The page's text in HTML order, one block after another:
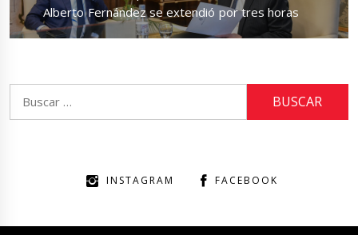
Alberto Fernández se extendió por tres horas
INSTAGRAM FACEBOOK